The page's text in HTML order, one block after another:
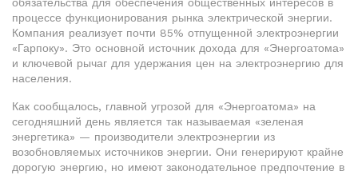
процессе функционирования рынка электрической энергии.
Компания реализует почти 85% отпущенной электроэнергии
«Гарпоку». Это основной источник дохода для «Энергоатома»
и ключевой рычаг для удержания цен на электроэнергию для
населения.
Как сообщалось, главной угрозой для «Энергоатома» на
сегодняшний день является так называемая «зеленая
энергетика» — производители электроэнергии из
возобновляемых источников энергии. Они генерируют крайне
дорогую энергию, но имеют законодательное предпочтение в